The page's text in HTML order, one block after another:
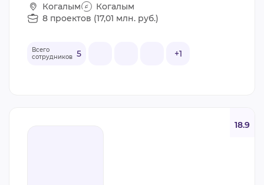
Когалым
Когалым
8 проектов (17,01 млн. руб.)
Всего
сотрудников 5 +1
18.9